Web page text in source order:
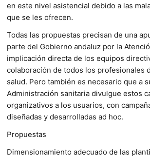
en este nivel asistencial debido a las
que se les ofrecen.
Todas las propuestas precisan de una
parte del Gobierno andaluz por la
implicación directa de los equipos
colaboración de todos los profesionales
salud. Pero también es necesario que a
Administración sanitaria divulgue estos
organizativos a los usuarios, con
diseñadas y desarrolladas ad hoc.
Propuestas
Dimensionamiento adecuado de las